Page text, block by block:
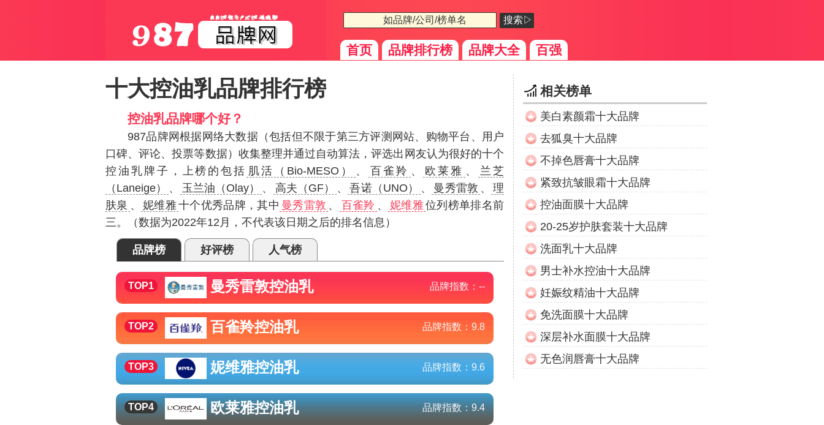
搜索▷
首页 品牌排行榜 品牌大全 百强
十大控油乳品牌排行榜
控油乳品牌哪个好？
987品牌网根据网络大数据（包括但不限于第三方评测网站、购物平台、用户
口碑、评论、投票等数据）收集整理并通过自动算法，评选出网友认为很好的十个
控油乳牌子，上榜的包括 肌活（Bio-MESO） 、 百雀羚 、 欧莱雅 、
兰芝
（Laneige）
、 玉兰油（Olay） 、 高夫（GF） 、 吾诺（UNO） 、 曼秀雷敦 、
理
肤泉 、 妮维雅十个优秀品牌，其中 曼秀雷敦 、 百雀羚 、 妮维雅位列榜单排名前
三。（数据为2022年12月，不代表该日期之后的排名信息）
品牌榜 好评榜 人气榜
TOP1 曼秀雷敦控油乳 品牌指数： --
TOP2 百雀羚控油乳 品牌指数： 9.8
TOP3 妮维雅控油乳 品牌指数： 9.6
TOP4 欧莱雅控油乳 品牌指数：9.4
相关榜单
美白素颜霜十大品牌
去狐臭十大品牌
不掉色唇膏十大品牌
紧致抗皱眼霜十大品牌
控油面膜十大品牌
20-25岁护肤套装十大品牌
洗面乳十大品牌
男士补水控油十大品牌
妊娠纹精油十大品牌
免洗面膜十大品牌
深层补水面膜十大品牌
无色润唇膏十大品牌